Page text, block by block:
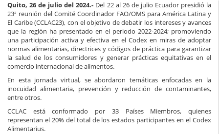
Quito, 26 de julio del 2024.- Del 22 al 26 de julio Ecuador presidió la
23ª reunión del Comité Coordinador FAO/OMS para América Latina y
El Caribe (CCLAC23), con el objetivo de debatir los intereses y avances
que la región ha presentado en el periodo 2022-2024; promoviendo
una participación activa y efectiva en el Codex en miras de adoptar
normas alimentarias, directrices y códigos de práctica para garantizar
la salud de los consumidores y generar prácticas equitativas en el
comercio internacional de alimentos.
En esta jornada virtual, se abordaron temáticas enfocadas en la
inocuidad alimentaria, prevención y reducción de contaminantes,
entre otros.
CCLAC está conformado por 33 Países Miembros, quienes
representan el 20% del total de los estados participantes en el Codex
Alimentarius.